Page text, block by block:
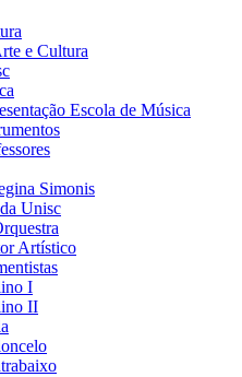
e Cultura
Escola de Música
Simonis
Unisc
Artístico
I
II